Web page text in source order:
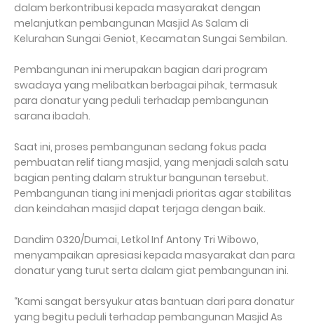
dalam berkontribusi kepada masyarakat dengan
melanjutkan pembangunan Masjid As Salam di
Kelurahan Sungai Geniot, Kecamatan Sungai Sembilan.
Pembangunan ini merupakan bagian dari program
swadaya yang melibatkan berbagai pihak, termasuk
para donatur yang peduli terhadap pembangunan
sarana ibadah.
Saat ini, proses pembangunan sedang fokus pada
pembuatan relif tiang masjid, yang menjadi salah satu
bagian penting dalam struktur bangunan tersebut.
Pembangunan tiang ini menjadi prioritas agar stabilitas
dan keindahan masjid dapat terjaga dengan baik.
Dandim 0320/Dumai, Letkol Inf Antony Tri Wibowo,
menyampaikan apresiasi kepada masyarakat dan para
donatur yang turut serta dalam giat pembangunan ini.
“Kami sangat bersyukur atas bantuan dari para donatur
yang begitu peduli terhadap pembangunan Masjid As